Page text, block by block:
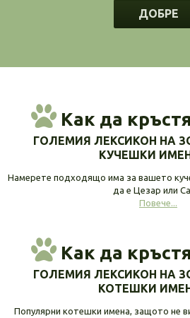
ДОБРЕ
Как да
ГОЛЕМИЯ ЛЕКСИКОН НА
КУЧЕШКИ
Намерете подходящо има за вашето
да е Цезар или
Повече...
Как да
ГОЛЕМИЯ ЛЕКСИКОН НА
КОТЕШКИ
Популярни котешки имена, защото не